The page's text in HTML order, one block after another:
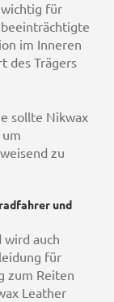
für
im Inneren
des Trägers
sollte Nikwax
zu
und
wird auch
für
zum Reiten
Leather